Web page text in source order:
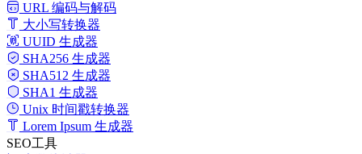
URL 编码与解码
大小写转换器
UUID 生成器
SHA256 生成器
SHA512 生成器
SHA1 生成器
Unix 时间戳转换器
Lorem Ipsum 生成器
SEO工具